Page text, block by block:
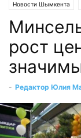
Новости Шымкента
рост
- Редактор Юлия